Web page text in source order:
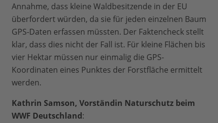
Annahme, dass kleine Waldbesitzende in der EU
überfordert würden, da sie für jeden einzelnen Baum
GPS-Daten erfassen müssten. Der Faktencheck stellt
klar, dass dies nicht der Fall ist. Für kleine Flächen bis
vier Hektar müssen nur einmalig die GPS-
Koordinaten eines Punktes der Forstfläche ermittelt
werden.
Kathrin Samson, Vorständin Naturschutz beim
WWF Deutschland: